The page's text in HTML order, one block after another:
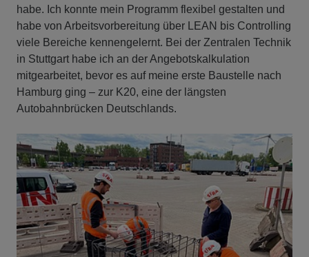
habe. Ich konnte mein Programm flexibel gestalten und
habe von Arbeitsvorbereitung über LEAN bis Controlling
viele Bereiche kennengelernt. Bei der Zentralen Technik
in Stuttgart habe ich an der Angebotskalkulation
mitgearbeitet, bevor es auf meine erste Baustelle nach
Hamburg ging – zur K20, eine der längsten
Autobahnbrücken Deutschlands.